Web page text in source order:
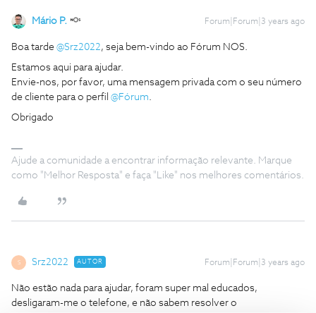
Mário P. Forum|Forum|3 years ago
Boa tarde @Srz2022, seja bem-vindo ao Fórum NOS.
Estamos aqui para ajudar.
Envie-nos, por favor, uma mensagem privada com o seu número
de cliente para o perfil @Fórum.
Obrigado
Ajude a comunidade a encontrar informação relevante. Marque
como "Melhor Resposta" e faça "Like" nos melhores comentários.
S Srz2022 AUTOR Forum|Forum|3 years ago
Não estão nada para ajudar, foram super mal educados,
desligaram-me o telefone, e não sabem resolver o